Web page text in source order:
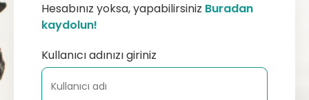
Hesabınız yoksa, yapabilirsiniz Buradan
kaydolun!
Kullanıcı adınızı giriniz